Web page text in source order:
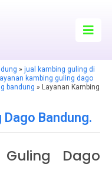
» jual kambing guling di
layanan kambing guling dago
bandung » Layanan Kambing
Bandung.
Dago